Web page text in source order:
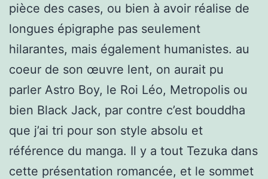
pièce des cases, ou bien à avoir réalise de
longues épigraphe pas seulement
hilarantes, mais également humanistes. au
coeur de son œuvre lent, on aurait pu
parler Astro Boy, le Roi Léo, Metropolis ou
bien Black Jack, par contre c’est bouddha
que j’ai tri pour son style absolu et
référence du manga. Il y a tout Tezuka dans
cette présentation romancée, et le sommet